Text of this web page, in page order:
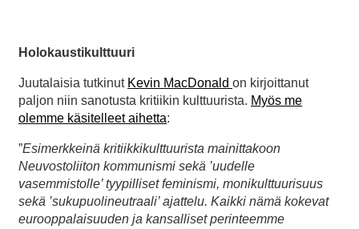
Holokaustikulttuuri
Juutalaisia tutkinut Kevin MacDonald on kirjoittanut
paljon niin sanotusta kritiikin kulttuurista. Myös me
olemme käsitelleet aihetta:
”Esimerkkeinä kritiikkikulttuurista mainittakoon
Neuvostoliiton kommunismi sekä ’uudelle
vasemmistolle’ tyypilliset feminismi, monikulttuurisuus
sekä ’sukupuolineutraali’ ajattelu. Kaikki nämä kokevat
eurooppalaisuuden ja kansalliset perinteemme